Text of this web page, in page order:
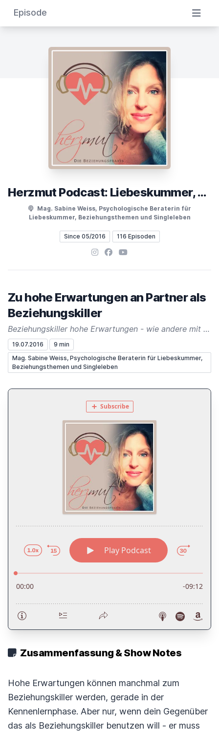
Episode
Herzmut Podcast: Liebeskummer, Beziehungsthemen und Singleleben
Mag. Sabine Weiss, Psychologische Beraterin für
Liebeskummer, Beziehungsthemen und Singleleben
Since 05/2016 116 Episoden
Instagram
Facebook
YouTube
Zu hohe Erwartungen an Partner als
Beziehungskiller
Beziehungskiller hohe Erwartungen - wie andere mit DEINEN Erwartungen umgehen könn(t)en und DU aus deinen Erwartungen etwas über dich lernst!
19.07.2016
9 min
Mag. Sabine Weiss, Psychologische Beraterin für Liebeskummer,
Beziehungsthemen und Singleleben
Zusammenfassung & Show Notes
Hohe Erwartungen können manchmal zum
Beziehungskiller werden, gerade in der
Kennenlernphase. Aber nur, wenn dein Gegenüber
das als Beziehungskiller benutzen will - er muss